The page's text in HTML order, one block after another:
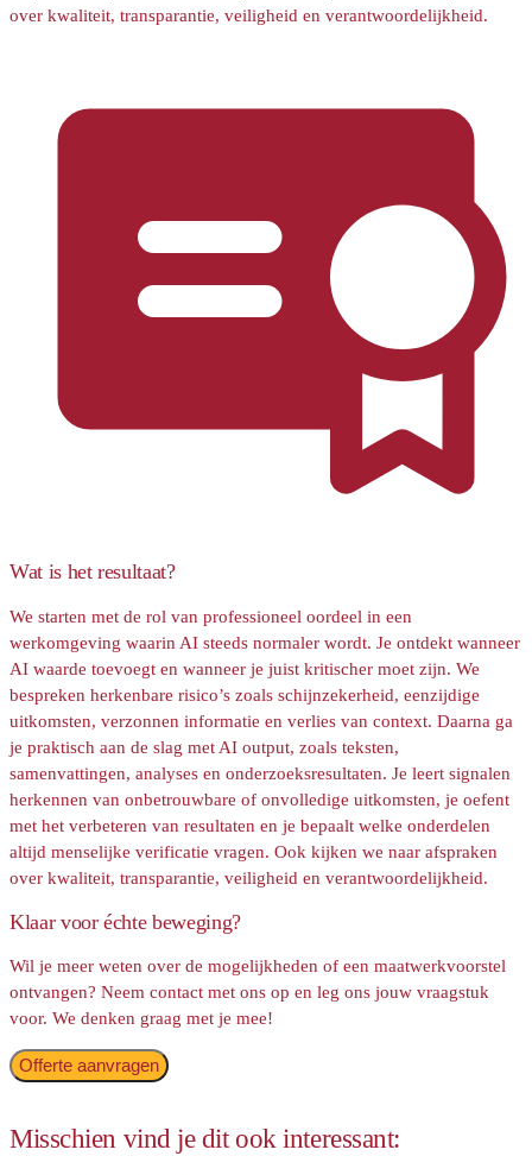
over kwaliteit, transparantie, veiligheid en verantwoordelijkheid.
Wat is het resultaat?
We starten met de rol van professioneel oordeel in een
werkomgeving waarin AI steeds normaler wordt. Je ontdekt wanneer
AI waarde toevoegt en wanneer je juist kritischer moet zijn. We
bespreken herkenbare risico’s zoals schijnzekerheid, eenzijdige
uitkomsten, verzonnen informatie en verlies van context. Daarna ga
je praktisch aan de slag met AI output, zoals teksten,
samenvattingen, analyses en onderzoeksresultaten. Je leert signalen
herkennen van onbetrouwbare of onvolledige uitkomsten, je oefent
met het verbeteren van resultaten en je bepaalt welke onderdelen
altijd menselijke verificatie vragen. Ook kijken we naar afspraken
over kwaliteit, transparantie, veiligheid en verantwoordelijkheid.
Klaar voor échte beweging?
Wil je meer weten over de mogelijkheden of een maatwerkvoorstel
ontvangen? Neem contact met ons op en leg ons jouw vraagstuk
voor. We denken graag met je mee!
Offerte aanvragen
Misschien vind je dit ook interessant: